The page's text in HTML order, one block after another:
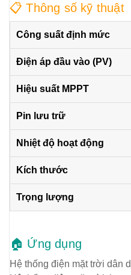
📋 Thông số kỹ thuật
Công suất định mức
Điện áp đầu vào (PV)
Hiệu suất MPPT
Pin lưu trữ
Nhiệt độ hoạt động
Kích thước
Trọng lượng
🏠 Ứng dụng
Hệ thống điện mặt trời dân